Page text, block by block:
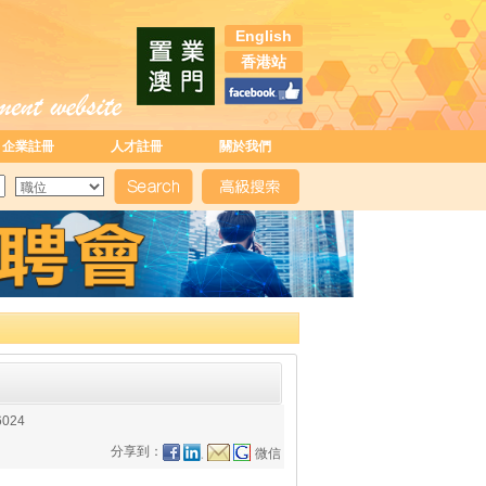
English
香港站
企業註冊 人才註冊 關於我們
分享到：
微信